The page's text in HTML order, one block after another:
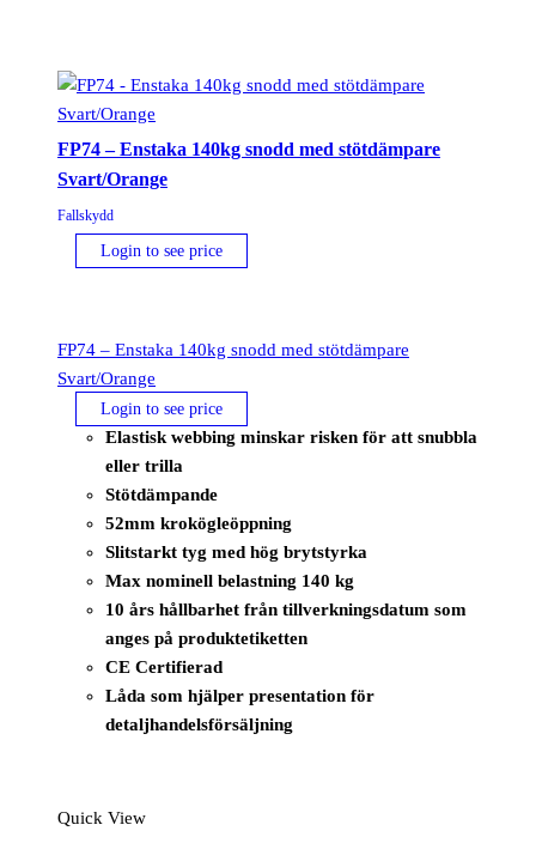
FP74 – Enstaka 140kg snodd med stötdämpare
Svart/Orange
Fallskydd
Login to see price
FP74 – Enstaka 140kg snodd med stötdämpare
Svart/Orange
Login to see price
Elastisk webbing minskar risken för att snubbla
eller trilla
Stötdämpande
52mm krokögleöppning
Slitstarkt tyg med hög brytstyrka
Max nominell belastning 140 kg
10 års hållbarhet från tillverkningsdatum som
anges på produktetiketten
CE Certifierad
Låda som hjälper presentation för
detaljhandelsförsäljning
Quick View